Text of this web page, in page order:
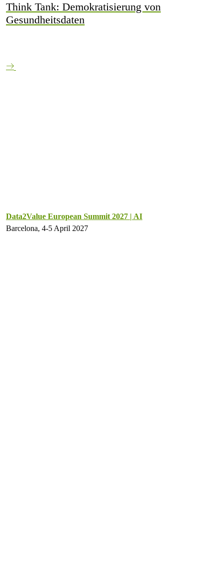
Think Tank: Demokratisierung von
Gesundheitsdaten
Data2Value European Summit 2027 | AI
Barcelona, 4-5 April 2027